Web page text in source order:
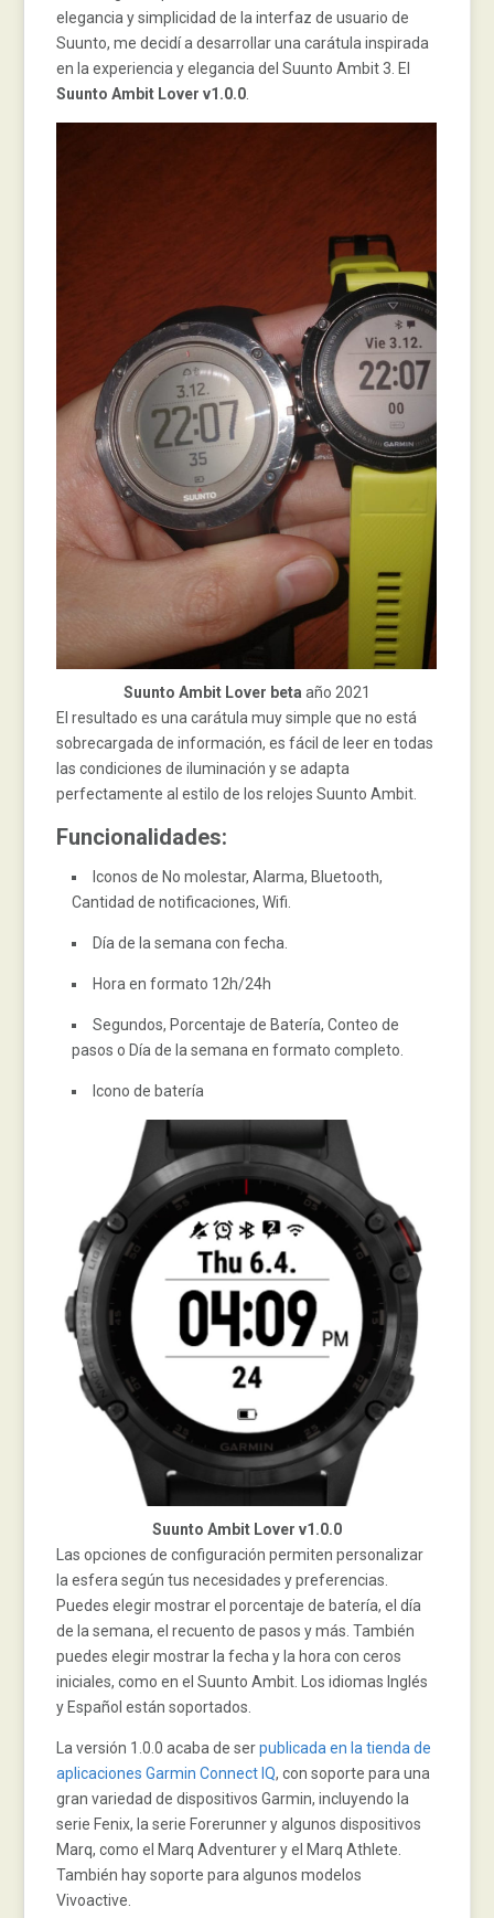
elegancia y simplicidad de la interfaz de usuario de
Suunto, me decidí a desarrollar una carátula inspirada
en la experiencia y elegancia del Suunto Ambit 3. El
Suunto Ambit Lover v1.0.0.
Suunto Ambit Lover beta año 2021
El resultado es una carátula muy simple que no está
sobrecargada de información, es fácil de leer en todas
las condiciones de iluminación y se adapta
perfectamente al estilo de los relojes Suunto Ambit.
Funcionalidades:
Iconos de No molestar, Alarma, Bluetooth,
Cantidad de notificaciones, Wifi.
Día de la semana con fecha.
Hora en formato 12h/24h
Segundos, Porcentaje de Batería, Conteo de
pasos o Día de la semana en formato completo.
Icono de batería
Suunto Ambit Lover v1.0.0
Las opciones de configuración permiten personalizar
la esfera según tus necesidades y preferencias.
Puedes elegir mostrar el porcentaje de batería, el día
de la semana, el recuento de pasos y más. También
puedes elegir mostrar la fecha y la hora con ceros
iniciales, como en el Suunto Ambit. Los idiomas Inglés
y Español están soportados.
La versión 1.0.0 acaba de serpublicada en la tienda de
aplicaciones Garmin Connect IQ, con soporte para una
gran variedad de dispositivos Garmin, incluyendo la
serie Fenix, la serie Forerunner y algunos dispositivos
Marq, como el Marq Adventurer y el Marq Athlete.
También hay soporte para algunos modelos
Vivoactive.